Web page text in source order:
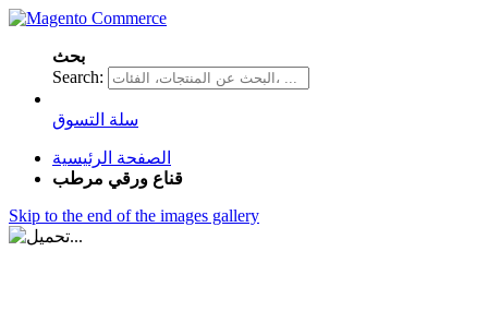
بحث
Search:
سلة التسوق
الصفحة الرئيسية
قناع ورقي مرطب
Skip to the end of the images gallery